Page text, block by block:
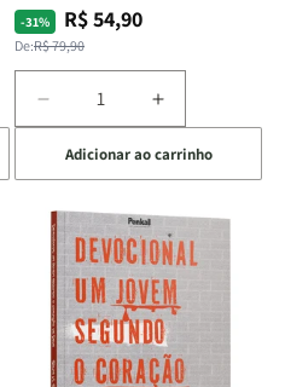
-31%
Preço
normal
De:R$ 79,90
Preço
promocional
R$ 54,90
Diminuir
a
quantidade
de
Devocional
Café
com
Mulheres
da
Bíblia
Aumentar
a
quantidade
de
Devocional
Café
com
Mulheres
da
Bíblia
|
Adicionar ao carrinho